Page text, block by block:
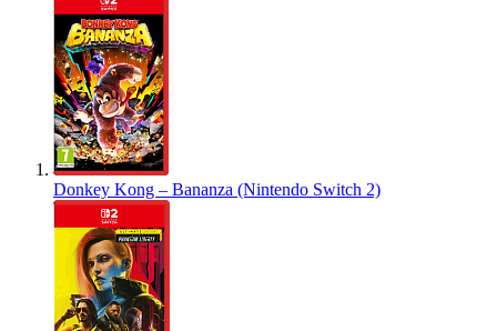
Donkey Kong – Bananza (Nintendo Switch 2)